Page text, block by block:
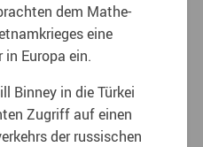
dem Mathe-
eine
in Europa ein.
Binney in die Türkei
Zugriff auf einen
der russischen